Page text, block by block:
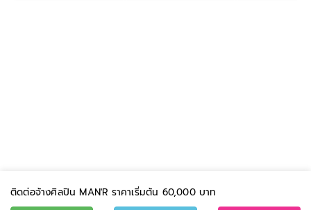
ติดต่อจ้างศิลปิน MAN'R ราคาเริ่มต้น 60,000 บาท